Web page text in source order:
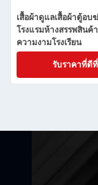
เสื้อผ้าดูแลเสื้อผ้าตู้อบ
โรงแรมห้างสรรพสินค้
ความงามโรงเรียน
รับราคาที่ดี